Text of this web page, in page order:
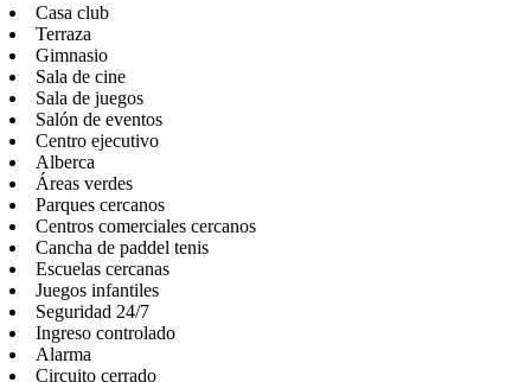
Casa club
Terraza
Gimnasio
Sala de cine
Sala de juegos
Salón de eventos
Centro ejecutivo
Alberca
Áreas verdes
Parques cercanos
Centros comerciales cercanos
Cancha de paddel tenis
Escuelas cercanas
Juegos infantiles
Seguridad 24/7
Ingreso controlado
Alarma
Circuito cerrado